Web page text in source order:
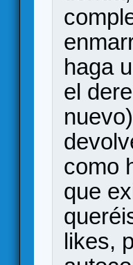
haga
el
como
que
likes,